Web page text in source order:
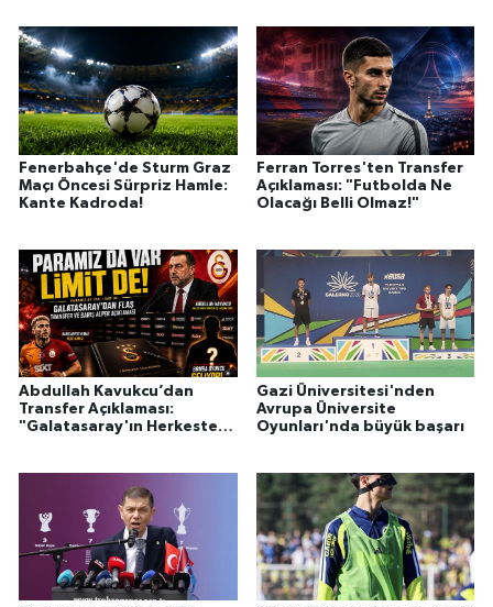
Fenerbahçe'de Sturm Graz
Maçı Öncesi Sürpriz Hamle:
Kante Kadroda!
Ferran Torres'ten Transfer
Açıklaması: "Futbolda Ne
Olacağı Belli Olmaz!"
Abdullah Kavukcu’dan
Transfer Açıklaması:
"Galatasaray'ın Herkesten
Gazi Üniversitesi'nden
Avrupa Üniversite
Oyunları'nda büyük başarı